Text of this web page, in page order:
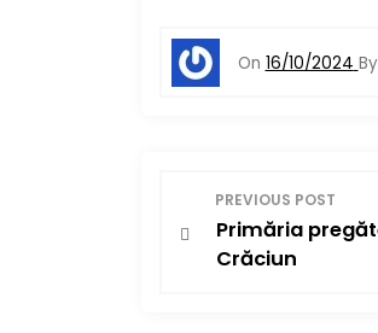
On 16/10/2024 By
a
PREVIOUS POST
Primăria
Crăciun